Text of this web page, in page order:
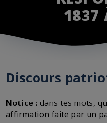
1837
Discours
Notice : dans tes mots,
affirmation faite par un